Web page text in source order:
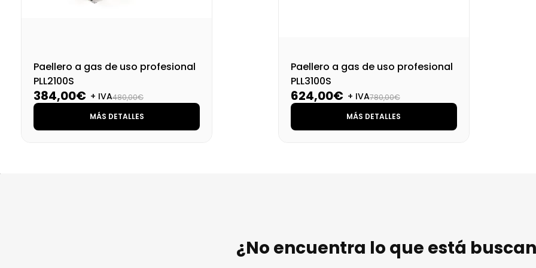
Paellero a gas de uso profesional
PLL2100S
384,00€ + IVA480,00€
MÁS DETALLES
Paellero a gas de uso profesional
PLL3100S
624,00€ + IVA780,00€
MÁS DETALLES
¿No encuentra lo que está